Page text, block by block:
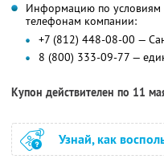
Информацию по условиям
телефонам компании:
+7 (812) 448-08-00 —
8 (800) 333-09-77 —
Купон действителен по 11
Узнай, как